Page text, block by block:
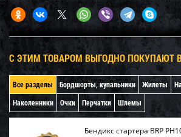
С ЭТИМ ТОВАРОМ ВЫГОДНО ПОКУПАЮТ
Все разделы Бордшорты, купальники Жилеты
Наколенники
Очки Перчатки Шлемы
Бендикс стартера BRP